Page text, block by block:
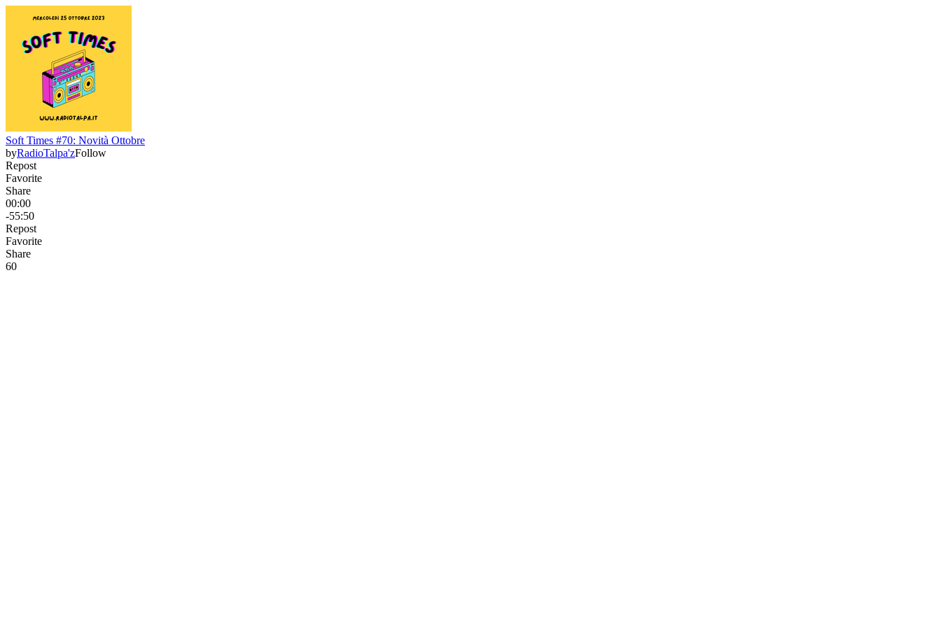
Soft Times #70: Novità Ottobre
byRadioTalpa'zFollow
Repost
Favorite
Share
00:00
-55:50
Repost
Favorite
Share
60